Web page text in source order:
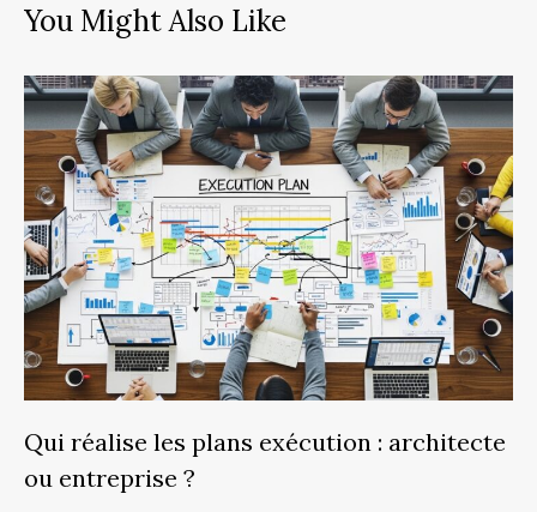
You Might Also Like
Qui réalise les plans exécution : architecte
ou entreprise ?